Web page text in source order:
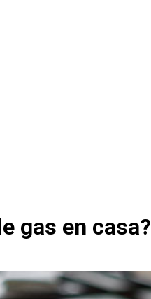
gas en casa?